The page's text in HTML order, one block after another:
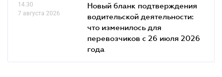
14.30
7 августа 2026
Новый бланк подтверждения
водительской деятельности:
что изменилось для
перевозчиков с 26 июля 2026
года